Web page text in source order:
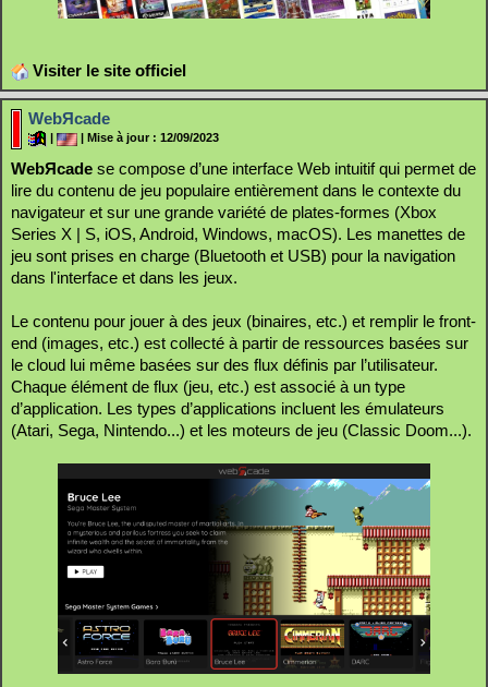
Visiter le site officiel
WebЯcade
| Mise à jour : 12/09/2023
WebЯcade se compose d’une interface Web intuitif qui permet de
lire du contenu de jeu populaire entièrement dans le contexte du
navigateur et sur une grande variété de plates-formes (Xbox
Series X | S, iOS, Android, Windows, macOS). Les manettes de
jeu sont prises en charge (Bluetooth et USB) pour la navigation
dans l'interface et dans les jeux.
Le contenu pour jouer à des jeux (binaires, etc.) et remplir le front-
end (images, etc.) est collecté à partir de ressources basées sur
le cloud lui même basées sur des flux définis par l’utilisateur.
Chaque élément de flux (jeu, etc.) est associé à un type
d’application. Les types d’applications incluent les émulateurs
(Atari, Sega, Nintendo...) et les moteurs de jeu (Classic Doom...).